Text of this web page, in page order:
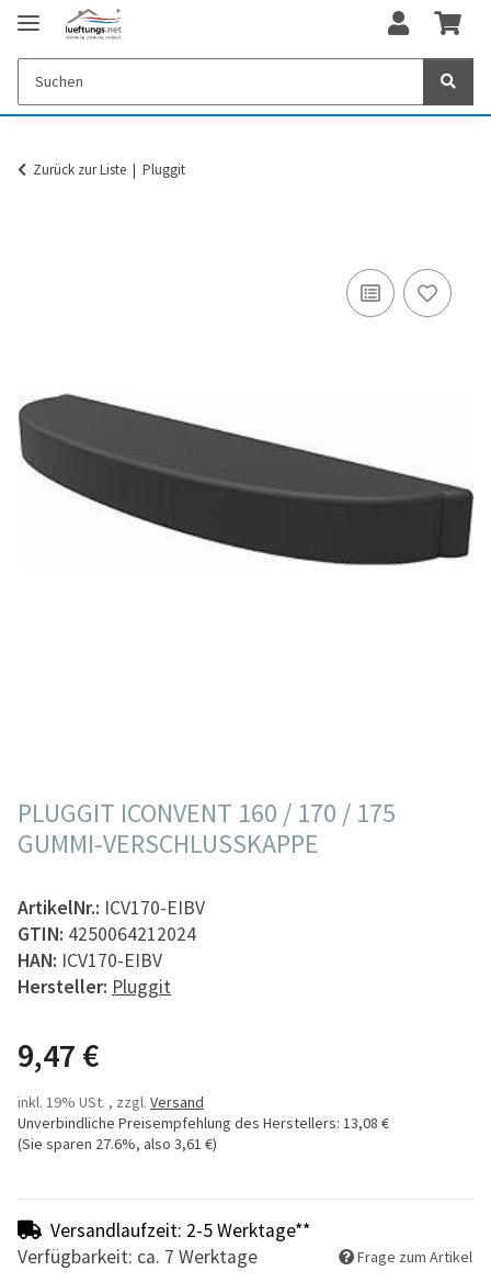
Zurück zur Liste Pluggit
PLUGGIT ICONVENT 160 / 170 / 175
GUMMI-VERSCHLUSSKAPPE
ArtikelNr.: ICV170-EIBV
GTIN: 4250064212024
HAN: ICV170-EIBV
Hersteller: Pluggit
9,47 €
inkl. 19% USt. , zzgl. Versand
Unverbindliche Preisempfehlung des Herstellers: 13,08 €
(Sie sparen 27.6%, also 3,61 €)
Versandlaufzeit: 2-5 Werktage**
Verfügbarkeit: ca. 7 Werktage
Frage zum Artikel